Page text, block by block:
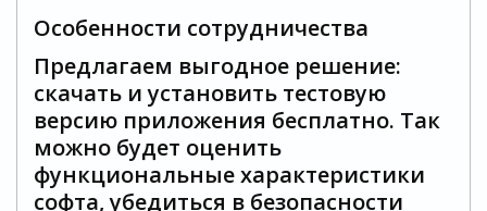
Особенности сотрудничества
Предлагаем выгодное решение:
скачать и установить тестовую
версию приложения бесплатно. Так
можно будет оценить
функциональные характеристики
софта, убедиться в безопасности